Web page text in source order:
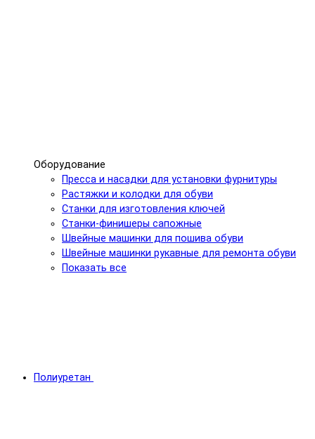
Оборудование
Пресса и насадки для установки фурнитуры
Растяжки и колодки для обуви
Станки для изготовления ключей
Станки-финишеры сапожные
Швейные машинки для пошива обуви
Швейные машинки рукавные для ремонта обуви
Показать все
Полиуретан